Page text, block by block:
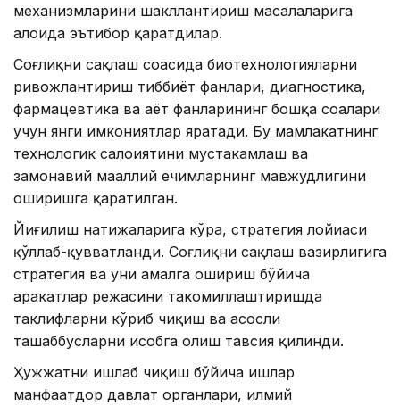
механизмларини шакллантириш масалаларига
алоҳида эътибор қаратдилар.
Соғлиқни сақлаш соҳасида биотехнологияларни
ривожлантириш тиббиёт фанлари, диагностика,
фармацевтика ва ҳаёт фанларининг бошқа соҳалари
учун янги имкониятлар яратади. Бу мамлакатнинг
технологик салоҳиятини мустаҳкамлаш ва
замонавий маҳаллий ечимларнинг мавжудлигини
оширишга қаратилган.
Йиғилиш натижаларига кўра, стратегия лойиҳаси
қўллаб-қувватланди. Соғлиқни сақлаш вазирлигига
стратегия ва уни амалга ошириш бўйича
ҳаракатлар режасини такомиллаштиришда
таклифларни кўриб чиқиш ва асосли
ташаббусларни ҳисобга олиш тавсия қилинди.
Ҳужжатни ишлаб чиқиш бўйича ишлар
манфаатдор давлат органлари, илмий